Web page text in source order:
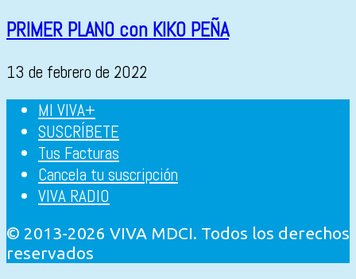
PRIMER PLANO con KIKO PEÑA
13 de febrero de 2022
MI VIVA+
SUSCRÍBETE
Tus Facturas
Cancela tu suscripción
VIVA RADIO
© 2013-2026 VIVA MDCI. Todos los derechos
reservados